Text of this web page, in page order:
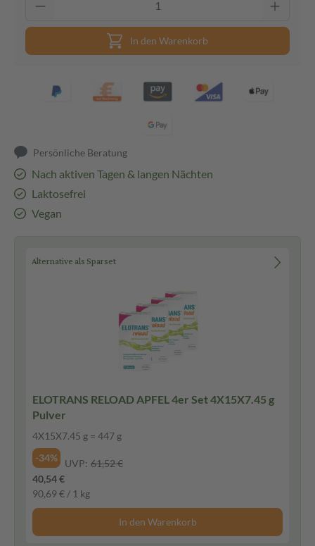
In den Warenkorb
Persönliche Beratung
Nach aktiven Tagen & langen Nächten
Laktosefrei
Vegan
Alternative als Sparset
ELOTRANS RELOAD APFEL 4er Set 4X15X7.45 g
Pulver
4X15X7.45 g = 447 g
-34%
UVP: 61,52 €
40,54 €
90,69 € / 1 kg
In den Warenkorb